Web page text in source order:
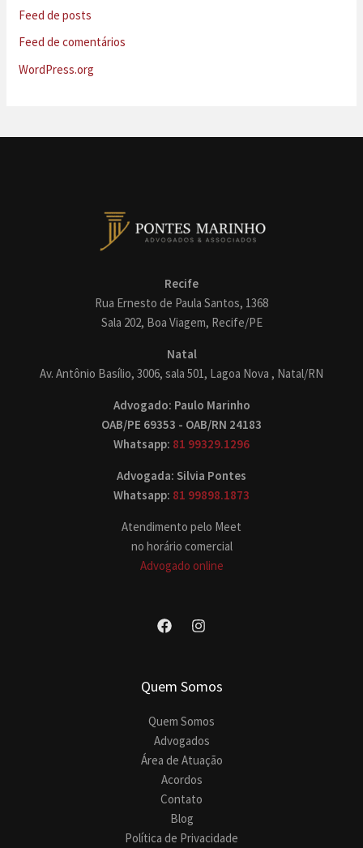
Feed de posts
Feed de comentários
WordPress.org
Recife
Rua Ernesto de Paula Santos, 1368
Sala 202, Boa Viagem, Recife/PE
Natal
Av. Antônio Basílio, 3006, sala 501, Lagoa Nova , Natal/RN
Advogado: Paulo Marinho
OAB/PE 69353 - OAB/RN 24183
Whatsapp: 81 99329.1296
Advogada: Silvia Pontes
Whatsapp: 81 99898.1873
Atendimento pelo Meet
no horário comercial
Advogado online
Quem Somos
Quem Somos
Advogados
Área de Atuação
Acordos
Contato
Blog
Política de Privacidade